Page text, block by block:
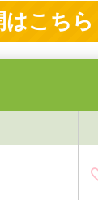
こちら